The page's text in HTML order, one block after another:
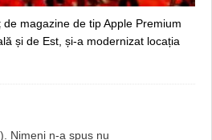
magazine de tip Apple Premium
și de Est, și-a modernizat locația
Nimeni n-a spus nu